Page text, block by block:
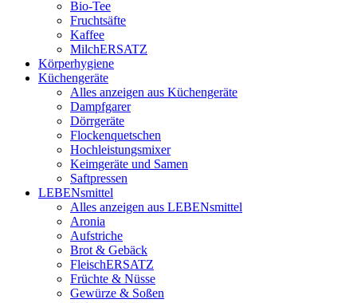
Bio-Tee
Fruchtsäfte
Kaffee
MilchERSATZ
Körperhygiene
Küchengeräte
Alles anzeigen aus Küchengeräte
Dampfgarer
Dörrgeräte
Flockenquetschen
Hochleistungsmixer
Keimgeräte und Samen
Saftpressen
LEBENsmittel
Alles anzeigen aus LEBENsmittel
Aronia
Aufstriche
Brot & Gebäck
FleischERSATZ
Früchte & Nüsse
Gewürze & Soßen